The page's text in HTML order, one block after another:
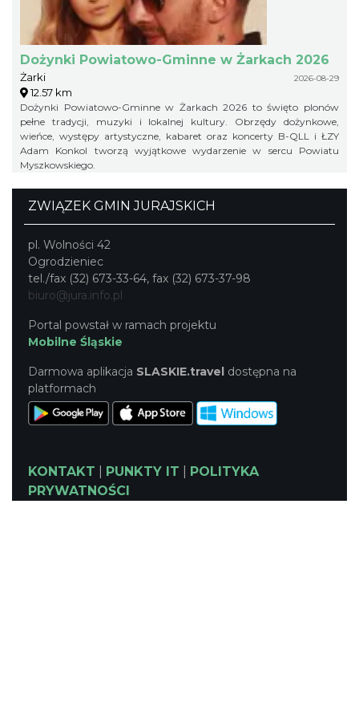
Dożynki Powiatowo-Gminne w Żarkach 2026
Żarki 2026-08-29
12.57 km
Dożynki Powiatowo-Gminne w Żarkach 2026 to święto plonów
pełne tradycji, muzyki i lokalnej kultury. Obrzędy dożynkowe,
wieńce, występy artystyczne, kabaret oraz koncerty B-QLL i ŁZY
Adam Konkol tworzą wyjątkowe wydarzenie w sercu Powiatu
Myszkowskiego.
ZWIĄZEK GMIN JURAJSKICH
pl. Wolności 42
Ogrodzieniec
tel./fax (32) 673-33-64, fax (32) 673-37-98
biuro@jura.info.pl
Portal powstał w ramach projektu
Mobilne Śląskie
Darmowa aplikacja SLASKIE.travel dostępna na
platformach
KONTAKT PUNKTY IT
POLITYKA
PRYWATNOŚCI